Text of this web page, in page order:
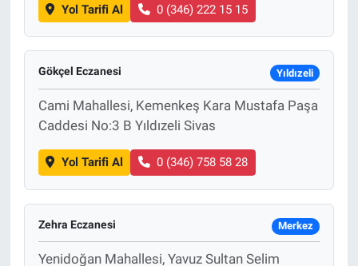
Yol Tarifi Al 0 (346) 222 15 15
Gökçel Eczanesi Yıldızeli
Cami Mahallesi, Kemenkeş Kara Mustafa Paşa
Caddesi No:3 B Yıldızeli Sivas
Yol Tarifi Al 0 (346) 758 58 28
Zehra Eczanesi Merkez
Yenidoğan Mahallesi, Yavuz Sultan Selim